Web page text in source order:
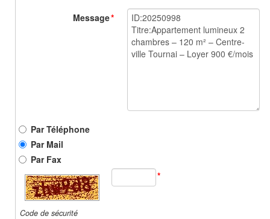
Message*
Par Téléphone
Par Mail
Par Fax
*
Code de sécurité